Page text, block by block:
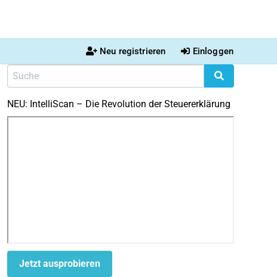
Neu registrieren Einloggen
NEU: IntelliScan – Die Revolution der Steuererklärung
Jetzt ausprobieren